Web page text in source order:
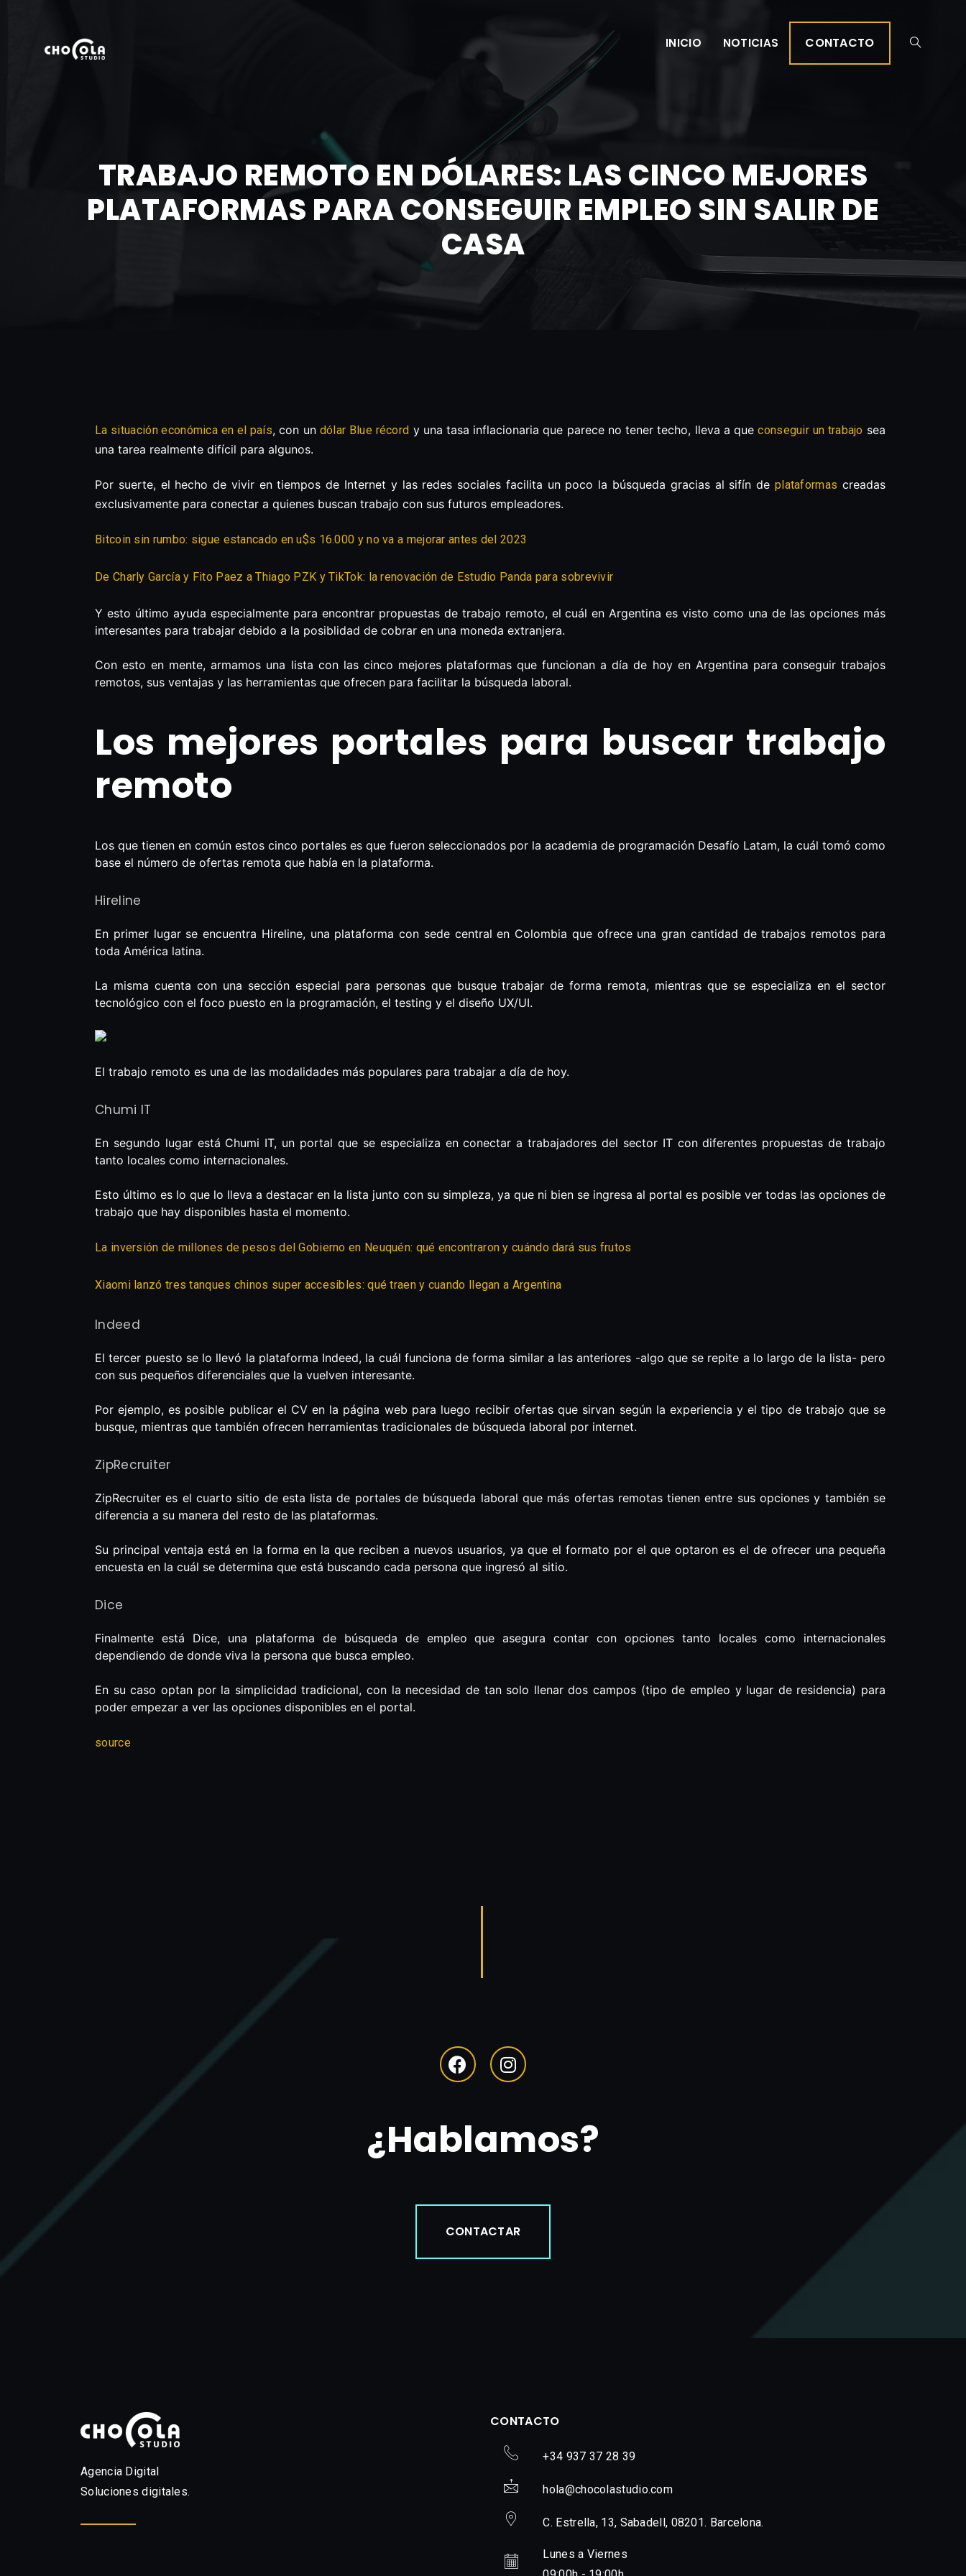
INICIO NOTICIAS CONTACTO
TRABAJO REMOTO EN DÓLARES: LAS CINCO MEJORES
PLATAFORMAS PARA CONSEGUIR EMPLEO SIN SALIR DE
CASA
La situación económica en el país, con un dólar Blue récord y una tasa inflacionaria que parece no tener techo, lleva a queconseguir un trabajo sea
una tarea realmente difícil para algunos.
Por suerte, el hecho de vivir en tiempos de Internet y las redes sociales facilita un poco la búsqueda gracias al sifín de plataformas creadas
exclusivamente para conectar a quienes buscan trabajo con sus futuros empleadores.
Bitcoin sin rumbo: sigue estancado en u$s 16.000 y no va a mejorar antes del 2023
De Charly García y Fito Paez a Thiago PZK y TikTok: la renovación de Estudio Panda para sobrevivir
Y esto último ayuda especialmente para encontrar propuestas de trabajo remoto, el cuál en Argentina es visto como una de las opciones más
interesantes para trabajar debido a la posiblidad de cobrar en una moneda extranjera.
Con esto en mente, armamos una lista con las cinco mejores plataformas que funcionan a día de hoy en Argentina para conseguir trabajos
remotos, sus ventajas y las herramientas que ofrecen para facilitar la búsqueda laboral.
Los mejores portales para buscar trabajo
remoto
Los que tienen en común estos cinco portales es que fueron seleccionados por la academia de programación Desafío Latam, la cuál tomó como
base el número de ofertas remota que había en la plataforma.
Hireline
En primer lugar se encuentra Hireline, una plataforma con sede central en Colombia que ofrece una gran cantidad de trabajos remotos para
toda América latina.
La misma cuenta con una sección especial para personas que busque trabajar de forma remota, mientras que se especializa en el sector
tecnológico con el foco puesto en la programación, el testing y el diseño UX/UI.
El trabajo remoto es una de las modalidades más populares para trabajar a día de hoy.
Chumi IT
En segundo lugar está Chumi IT, un portal que se especializa en conectar a trabajadores del sector IT con diferentes propuestas de trabajo
tanto locales como internacionales.
Esto último es lo que lo lleva a destacar en la lista junto con su simpleza, ya que ni bien se ingresa al portal es posible ver todas las opciones de
trabajo que hay disponibles hasta el momento.
La inversión de millones de pesos del Gobierno en Neuquén: qué encontraron y cuándo dará sus frutos
Xiaomi lanzó tres tanques chinos super accesibles: qué traen y cuando llegan a Argentina
Indeed
El tercer puesto se lo llevó la plataforma Indeed, la cuál funciona de forma similar a las anteriores -algo que se repite a lo largo de la lista- pero
con sus pequeños diferenciales que la vuelven interesante.
Por ejemplo, es posible publicar el CV en la página web para luego recibir ofertas que sirvan según la experiencia y el tipo de trabajo que se
busque, mientras que también ofrecen herramientas tradicionales de búsqueda laboral por internet.
ZipRecruiter
ZipRecruiter es el cuarto sitio de esta lista de portales de búsqueda laboral que más ofertas remotas tienen entre sus opciones y también se
diferencia a su manera del resto de las plataformas.
Su principal ventaja está en la forma en la que reciben a nuevos usuarios, ya que el formato por el que optaron es el de ofrecer una pequeña
encuesta en la cuál se determina que está buscando cada persona que ingresó al sitio.
Dice
Finalmente está Dice, una plataforma de búsqueda de empleo que asegura contar con opciones tanto locales como internacionales
dependiendo de donde viva la persona que busca empleo.
En su caso optan por la simplicidad tradicional, con la necesidad de tan solo llenar dos campos (tipo de empleo y lugar de residencia) para
poder empezar a ver las opciones disponibles en el portal.
source
¿Hablamos?
CONTACTAR
Agencia Digital
Soluciones digitales.
CONTACTO
+34 937 37 28 39
hola@chocolastudio.com
C. Estrella, 13, Sabadell, 08201. Barcelona.
Lunes a Viernes